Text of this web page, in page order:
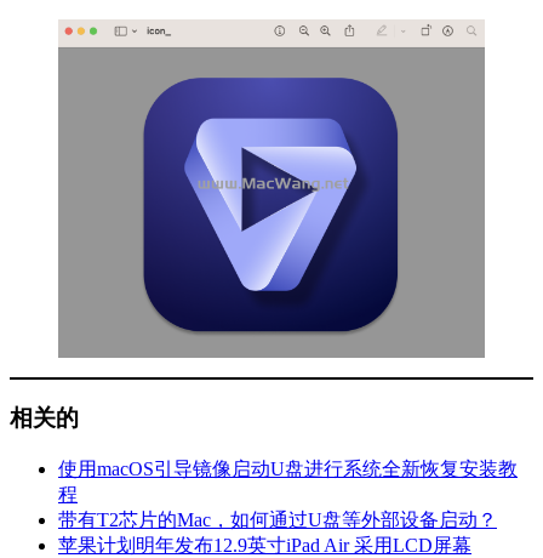
相关的
使用macOS引导镜像启动U盘进行系统全新恢复安装教
程
带有T2芯片的Mac，如何通过U盘等外部设备启动？
苹果计划明年发布12.9英寸iPad Air 采用LCD屏幕